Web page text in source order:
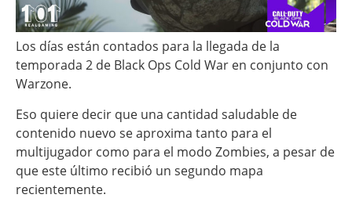
Los días están contados para la llegada de la
temporada 2 de Black Ops Cold War en conjunto con
Warzone.
Eso quiere decir que una cantidad saludable de
contenido nuevo se aproxima tanto para el
multijugador como para el modo Zombies, a pesar de
que este último recibió un segundo mapa
recientemente.